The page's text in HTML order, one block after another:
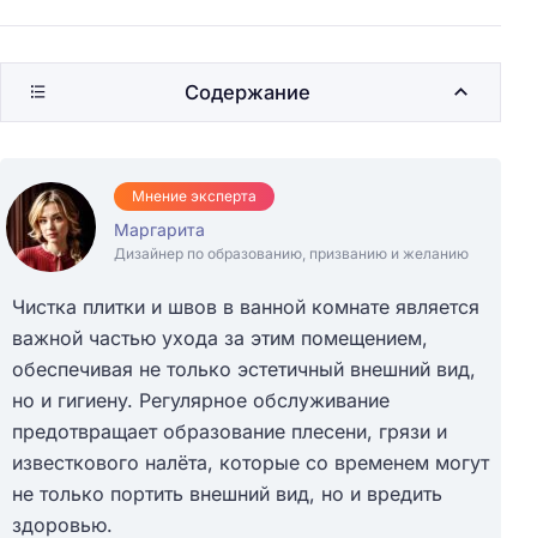
Мнение эксперта
Маргарита
Дизайнер по образованию, призванию и желанию
Чистка плитки и швов в ванной комнате является
важной частью ухода за этим помещением,
обеспечивая не только эстетичный внешний вид,
но и гигиену. Регулярное обслуживание
предотвращает образование плесени, грязи и
известкового налёта, которые со временем могут
не только портить внешний вид, но и вредить
здоровью.
Содержание